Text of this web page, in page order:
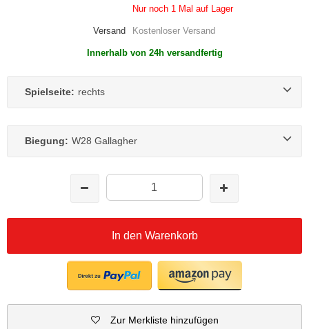
Nur noch 1 Mal auf Lager
Versand Kostenloser Versand
Innerhalb von 24h versandfertig
Spielseite: rechts
Biegung: W28 Gallagher
In den Warenkorb
Zur Merkliste hinzufügen